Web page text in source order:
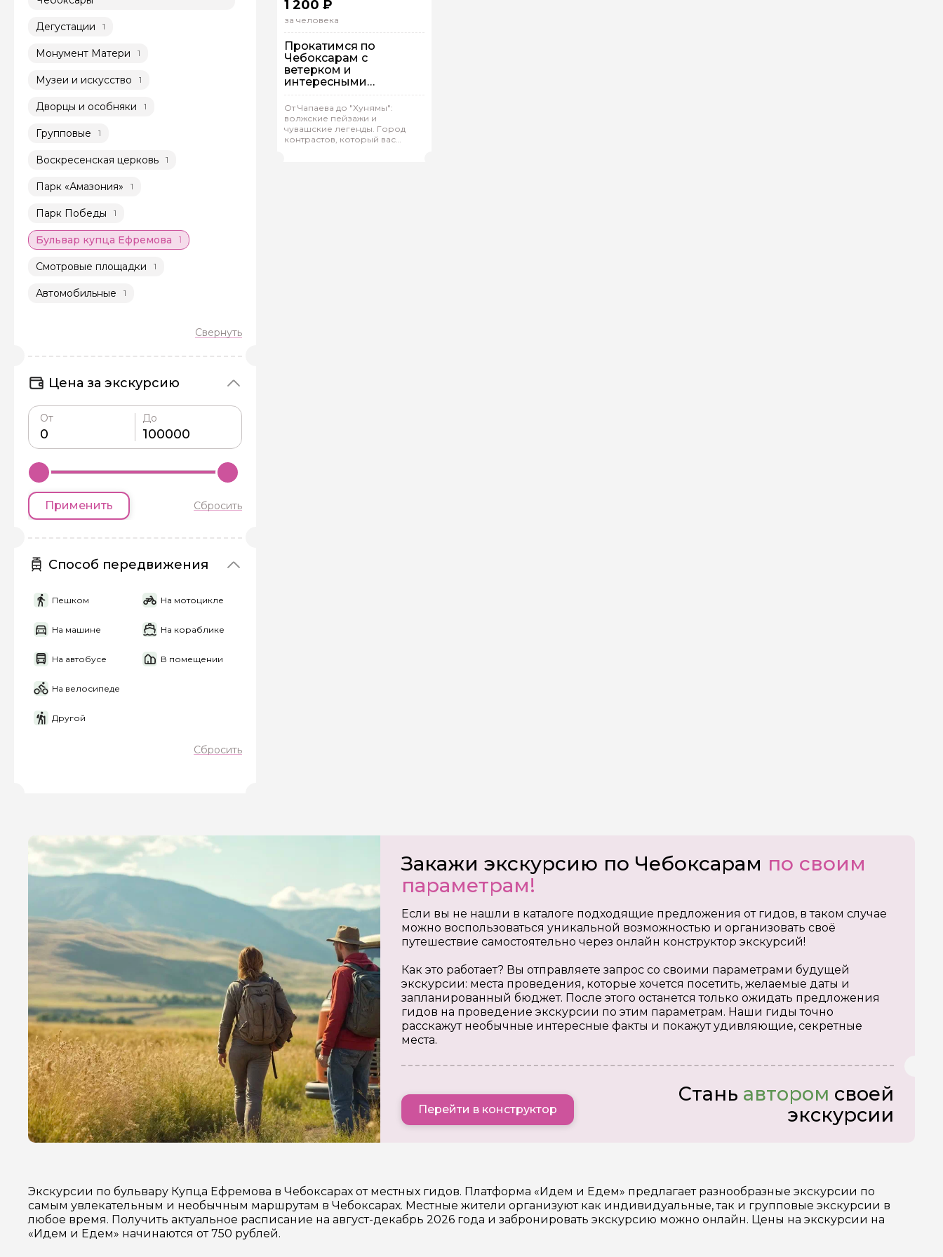
Дегустации 1
Монумент Матери 1
Музеи и искусство 1
Дворцы и особняки 1
Групповые 1
Воскресенская церковь 1
Парк «Амазония» 1
Парк Победы 1
Бульвар купца Ефремова 1
Смотровые площадки 1
Автомобильные 1
Цена за экскурсию
От До
Применить Сбросить
Способ передвижения
Пешком На мотоцикле
На машине На кораблике
На автобусе В помещении
На велосипеде
Другой
Сбросить
1 200 ₽
за человека
Прокатимся по
Чебоксарам с
ветерком и
интересными
историями
От Чапаева до "Хунямы":
волжские пейзажи и
чувашские легенды. Город
контрастов, который вас
Татьяна.Д 889
Групповая На автобусе
Закажи экскурсию по Чебоксарам по своим
параметрам!
Если вы не нашли в каталоге подходящие предложения от гидов, в таком случае
можно воспользоваться уникальной возможностью и организовать своё
путешествие самостоятельно через онлайн конструктор экскурсий!
Как это работает? Вы отправляете запрос со своими параметрами будущей
экскурсии: места проведения, которые хочется посетить, желаемые даты и
запланированный бюджет. После этого останется только ожидать предложения
гидов на проведение экскурсии по этим параметрам. Наши гиды точно
расскажут необычные интересные факты и покажут удивляющие, секретные
места.
Перейти в конструктор
Стань автором своей
экскурсии
Экскурсии по бульвару Купца Ефремова в Чебоксарах от местных гидов. Платформа «Идем и Едем» предлагает разнообразные экскурсии по
самым увлекательным и необычным маршрутам в Чебоксарах. Местные жители организуют как индивидуальные, так и групповые экскурсии в
любое время. Получить актуальное расписание на август-декабрь 2026 года и забронировать экскурсию можно онлайн. Цены на экскурсии на
«Идем и Едем» начинаются от 750 рублей.
Как вас зовут
Вопросы и комментарии
Отправить